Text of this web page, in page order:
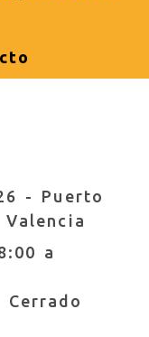
- Puerto
Valencia
a
Cerrado